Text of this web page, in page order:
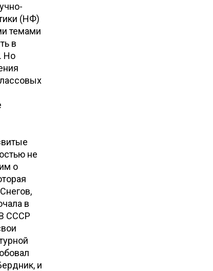
(НФ)
темами
в
Но
не
о
в
СССР
и